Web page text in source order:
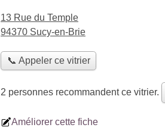
13 Rue du Temple
94370 Sucy-en-Brie
📞 Appeler ce vitrier
2 personnes recommandentce vitrier.
Améliorer cette fiche